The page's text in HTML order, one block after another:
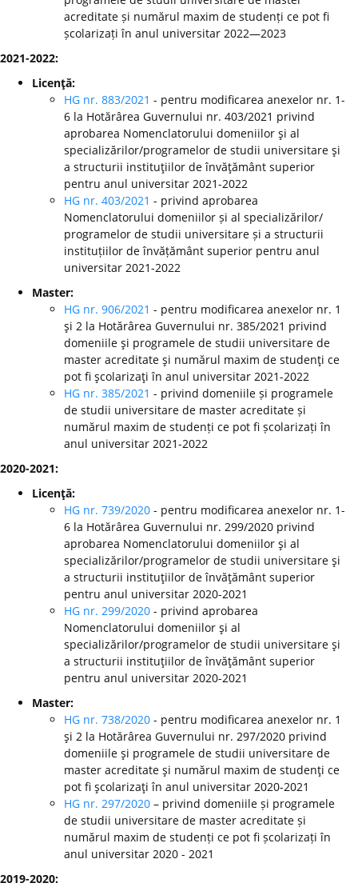
acreditate și numărul maxim de studenți ce pot fi
școlarizați în anul universitar 2022—2023
2021-2022:
Licenţă:
HG nr. 883/2021 - pentru modificarea anexelor nr. 1-
6 la Hotărârea Guvernului nr. 403/2021 privind
aprobarea Nomenclatorului domeniilor şi al
specializărilor/programelor de studii universitare şi
a structurii instituţiilor de învăţământ superior
pentru anul universitar 2021-2022
HG nr. 403/2021 - privind aprobarea
Nomenclatorului domeniilor și al specializărilor/
programelor de studii universitare și a structurii
instituțiilor de învățământ superior pentru anul
universitar 2021-2022
Master:
HG nr. 906/2021 - pentru modificarea anexelor nr. 1
şi 2 la Hotărârea Guvernului nr. 385/2021 privind
domeniile şi programele de studii universitare de
master acreditate şi numărul maxim de studenţi ce
pot fi şcolarizaţi în anul universitar 2021-2022
HG nr. 385/2021 - privind domeniile și programele
de studii universitare de master acreditate și
numărul maxim de studenți ce pot fi școlarizați în
anul universitar 2021-2022
2020-2021:
Licenţă:
HG nr. 739/2020 - pentru modificarea anexelor nr. 1-
6 la Hotărârea Guvernului nr. 299/2020 privind
aprobarea Nomenclatorului domeniilor şi al
specializărilor/programelor de studii universitare şi
a structurii instituţiilor de învăţământ superior
pentru anul universitar 2020-2021
HG nr. 299/2020 - privind aprobarea
Nomenclatorului domeniilor şi al
specializărilor/programelor de studii universitare şi
a structurii instituţiilor de învăţământ superior
pentru anul universitar 2020-2021
Master:
HG nr. 738/2020 - pentru modificarea anexelor nr. 1
şi 2 la Hotărârea Guvernului nr. 297/2020 privind
domeniile şi programele de studii universitare de
master acreditate şi numărul maxim de studenţi ce
pot fi şcolarizaţi în anul universitar 2020-2021
HG nr. 297/2020 – privind domeniile și programele
de studii universitare de master acreditate și
numărul maxim de studenți ce pot fi școlarizați în
anul universitar 2020 - 2021
2019-2020: